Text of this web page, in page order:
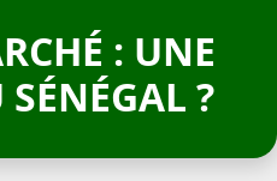
: UNE
?